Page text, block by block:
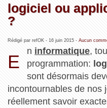
logiciel ou
?
Rédigé par refOK - 16 juin 2015- Aucun
E
n informatique,
programmation:
sont désormais
incontournables de nos
réellement savoir